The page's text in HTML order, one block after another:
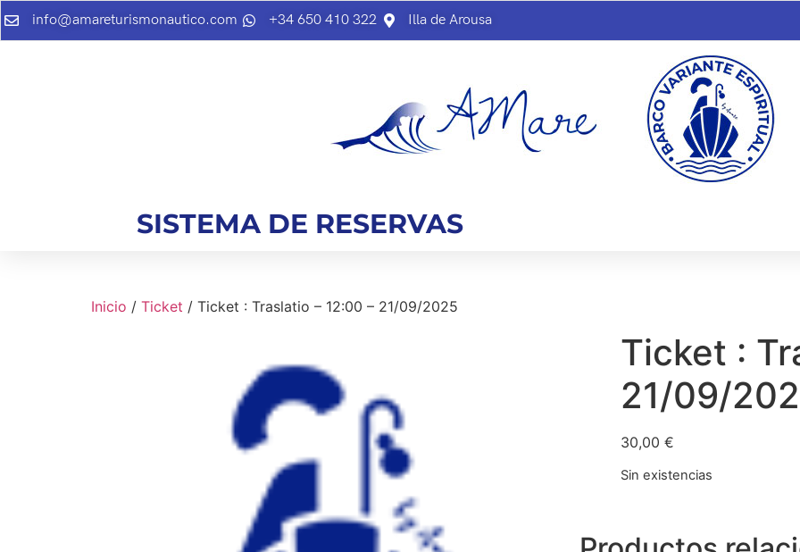
info@amareturismonautico.com +34 650 410 322 Illa de Arousa
SISTEMA DE RESERVAS
Inicio / Ticket / Ticket : Traslatio – 12:00 – 21/09/2025
Ticket :
21/09/
30,00 €
Sin existencias